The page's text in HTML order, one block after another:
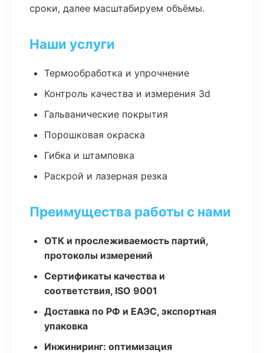
сроки, далее масштабируем объёмы.
Наши услуги
Термообработка и упрочнение
Контроль качества и измерения 3d
Гальванические покрытия
Порошковая окраска
Гибка и штамповка
Раскрой и лазерная резка
Преимущества работы с нами
ОТК и прослеживаемость партий,
протоколы измерений
Сертификаты качества и
соответствия, ISO 9001
Доставка по РФ и ЕАЭС, экспортная
упаковка
Инжиниринг: оптимизация